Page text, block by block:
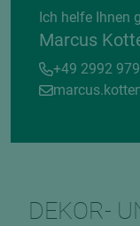
Ich helfe Ihnen
Marcus
+49 2992
DEKOR-